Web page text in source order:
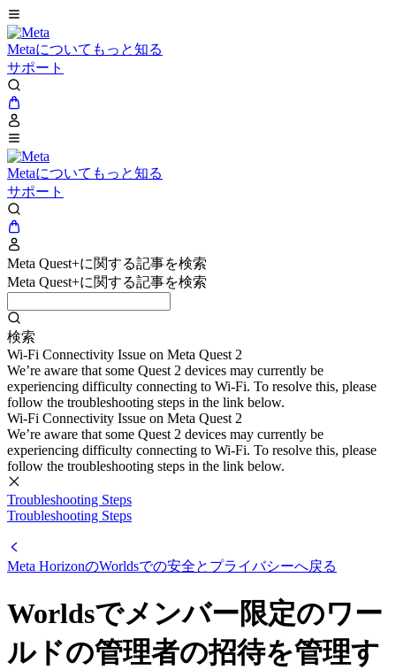
Metaについてもっと知る
サポート
Metaについてもっと知る
サポート
Meta Quest+に関する記事を検索
Meta Quest+に関する記事を検索
検索
Wi-Fi Connectivity Issue on Meta Quest 2
We’re aware that some Quest 2 devices may currently be
experiencing difficulty connecting to Wi-Fi. To resolve this, please
follow the troubleshooting steps in the link below.
Wi-Fi Connectivity Issue on Meta Quest 2
We’re aware that some Quest 2 devices may currently be
experiencing difficulty connecting to Wi-Fi. To resolve this, please
follow the troubleshooting steps in the link below.
Troubleshooting Steps
Troubleshooting Steps
Meta HorizonのWorldsでの安全とプライバシーへ戻る
Worldsでメンバー限定のワー
ルドの管理者の招待を管理す